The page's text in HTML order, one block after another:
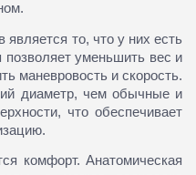
является то, что у них есть
позволяет уменьшить вес и
маневровость и скорость.
диаметр, чем обычные и
что обеспечивает
комфорт. Анатомическая